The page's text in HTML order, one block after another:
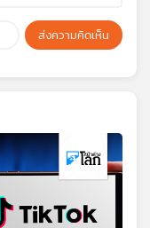
ส่งความคิดเห็น